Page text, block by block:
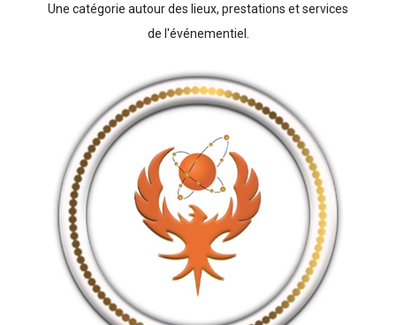
Une catégorie autour des lieux, prestations et services
de l'événementiel.